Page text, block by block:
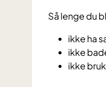
Så lenge du
ikke ha
ikke
ikke